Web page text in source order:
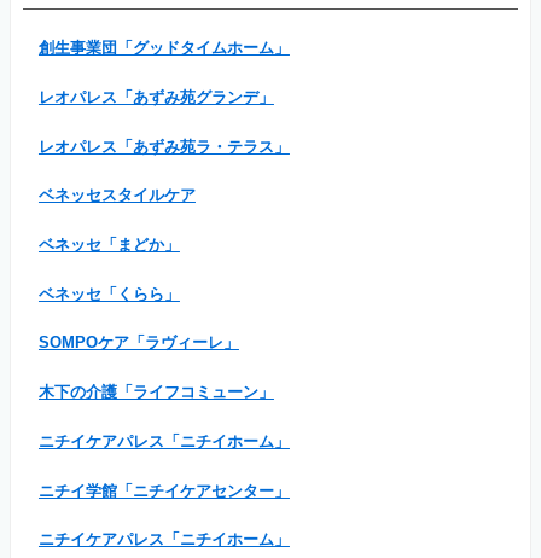
創生事業団「グッドタイムホーム」
レオパレス「あずみ苑グランデ」
レオパレス「あずみ苑ラ・テラス」
ベネッセスタイルケア
ベネッセ「まどか」
ベネッセ「くらら」
SOMPOケア「ラヴィーレ」
木下の介護「ライフコミューン」
ニチイケアパレス「ニチイホーム」
ニチイ学館「ニチイケアセンター」
ニチイケアパレス「ニチイホーム」